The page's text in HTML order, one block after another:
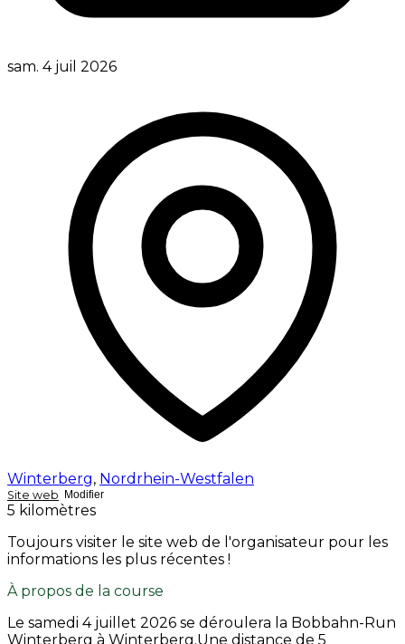
sam. 4 juil 2026
Winterberg, Nordrhein-Westfalen
Site web Modifier
5 kilomètres
Toujours visiter le site web de l'organisateur pour les
informations les plus récentes !
À propos de la course
Le samedi 4 juillet 2026 se déroulera la Bobbahn-Run
Winterberg à Winterberg.Une distance de 5